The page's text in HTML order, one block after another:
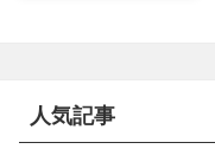
人気記事